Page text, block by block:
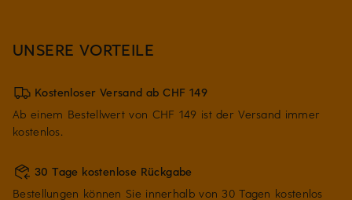
UNSERE VORTEILE
Kostenloser Versand ab CHF 149
Ab einem Bestellwert von CHF 149 ist der Versand immer
kostenlos.
30 Tage kostenlose Rückgabe
Bestellungen können Sie innerhalb von 30 Tagen kostenlos